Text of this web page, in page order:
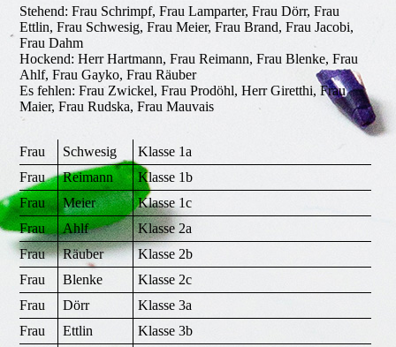
Stehend: Frau Schrimpf, Frau Lamparter, Frau Dörr, Frau
Ettlin, Frau Schwesig, Frau Meier, Frau Brand, Frau Jacobi,
Frau Dahm
Hockend: Herr Hartmann, Frau Reimann, Frau Blenke, Frau
Ahlf, Frau Gayko, Frau Räuber
Es fehlen: Frau Zwickel, Frau Prodöhl, Herr Giretthi, Frau
Maier, Frau Rudska, Frau Mauvais
Frau Schwesig
Klasse 1a
Frau
Reimann
Klasse 1b
Frau
Meier
Klasse 1c
Frau
Ahlf
Klasse 2a
Frau
Räuber
Klasse 2b
Frau
Blenke
Klasse 2c
Frau
Dörr
Klasse 3a
Frau
Ettlin
Klasse 3b